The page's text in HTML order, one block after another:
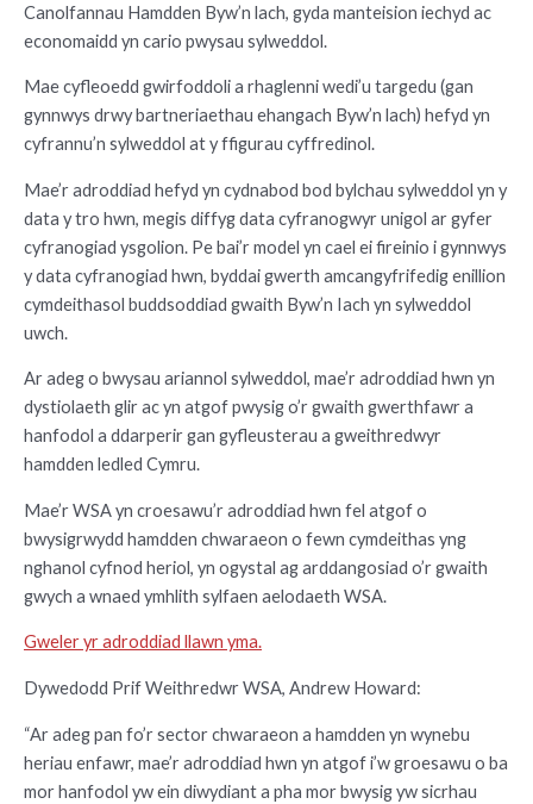
Canolfannau Hamdden Byw’n lach, gyda manteision iechyd ac
economaidd yn cario pwysau sylweddol.
Mae cyfleoedd gwirfoddoli a rhaglenni wedi’u targedu (gan
gynnwys drwy bartneriaethau ehangach Byw’n lach) hefyd yn
cyfrannu’n sylweddol at y ffigurau cyffredinol.
Mae’r adroddiad hefyd yn cydnabod bod bylchau sylweddol yn y
data y tro hwn, megis diffyg data cyfranogwyr unigol ar gyfer
cyfranogiad ysgolion. Pe bai’r model yn cael ei fireinio i gynnwys
y data cyfranogiad hwn, byddai gwerth amcangyfrifedig enillion
cymdeithasol buddsoddiad gwaith Byw’n Iach yn sylweddol
uwch.
Ar adeg o bwysau ariannol sylweddol, mae’r adroddiad hwn yn
dystiolaeth glir ac yn atgof pwysig o’r gwaith gwerthfawr a
hanfodol a ddarperir gan gyfleusterau a gweithredwyr
hamdden ledled Cymru.
Mae’r WSA yn croesawu’r adroddiad hwn fel atgof o
bwysigrwydd hamdden chwaraeon o fewn cymdeithas yng
nghanol cyfnod heriol, yn ogystal ag arddangosiad o’r gwaith
gwych a wnaed ymhlith sylfaen aelodaeth WSA.
Gweler yr adroddiad llawn yma.
Dywedodd Prif Weithredwr WSA, Andrew Howard:
“Ar adeg pan fo’r sector chwaraeon a hamdden yn wynebu
heriau enfawr, mae’r adroddiad hwn yn atgof i’w groesawu o ba
mor hanfodol yw ein diwydiant a pha mor bwysig yw sicrhau